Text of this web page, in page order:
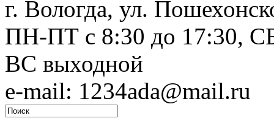
г. Вологда, ул.
ПН-ПТ c 8:30 до 17:30,
ВС выходной
e-mail: 1234ada@mail.ru